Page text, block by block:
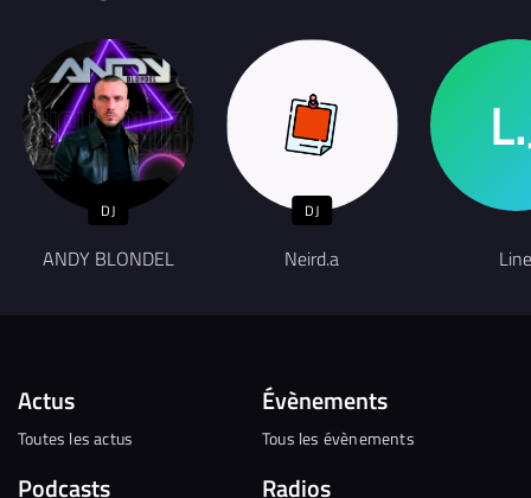
DJ
ANDY BLONDEL
DJ
Neird.a Line
Actus
Toutes les actus
Podcasts
Évènements
Tous les évènements
Radios